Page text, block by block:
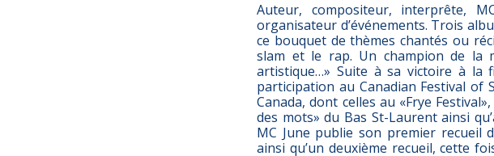
Auteur, compositeur, interprête,
organisateur d’événements. Trois
ce bouquet de thèmes chantés ou
slam et le rap. Un champion de la
artistique…» Suite à sa victoire à la
participation au Canadian Festival
Canada, dont celles au «Frye
des mots» du Bas St-Laurent ainsi
MC June publie son premier recueil
ainsi qu’un deuxième recueil, cette